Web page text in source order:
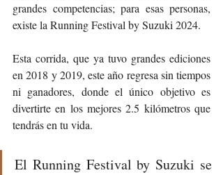
grandes competencias; para esas personas,
existe la Running Festival by Suzuki 2024.
Esta corrida, que ya tuvo grandes ediciones
en 2018 y 2019, este año regresa sin tiempos
ni ganadores, donde el único objetivo es
divertirte en los mejores 2.5 kilómetros que
tendrás en tu vida.
El Running Festival by Suzuki se